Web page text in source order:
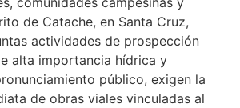
de Catache, en Santa Cruz,
actividades de prospección
alta importancia hídrica y
público, exigen la
de obras viales vinculadas al